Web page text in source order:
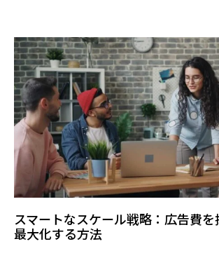
スマートなスケール戦略：広告費を
最大化する方法